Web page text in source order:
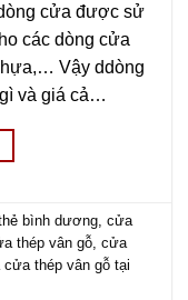
cửa được sử
các dòng cửa
Vậy ddòng
và giá cả…
bình dương,cửa
thép vân gỗ,cửa
cửa thép vân gỗ tại